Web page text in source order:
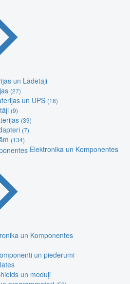
un Lādētāji
(27)
un UPS (18)
(9)
(39)
(7)
(134)
Elektronika un Komponentes
un Komponentes
un piederumi
un moduļi